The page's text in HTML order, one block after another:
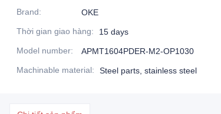
Brand:
OKE
Thời gian giao hàng:
15 days
Model number:
APMT1604PDER-M2-OP1030
Machinable material: Steel parts, stainless steel